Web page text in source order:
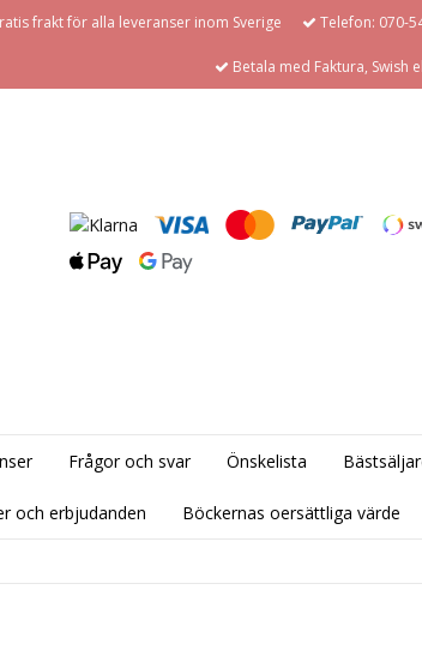
frakt för alla leveranser inom Sverige Telefon: 070-
Betala med Faktura, Swish
Frågor och svar Önskelista
och erbjudanden Böckernas oersättliga värde